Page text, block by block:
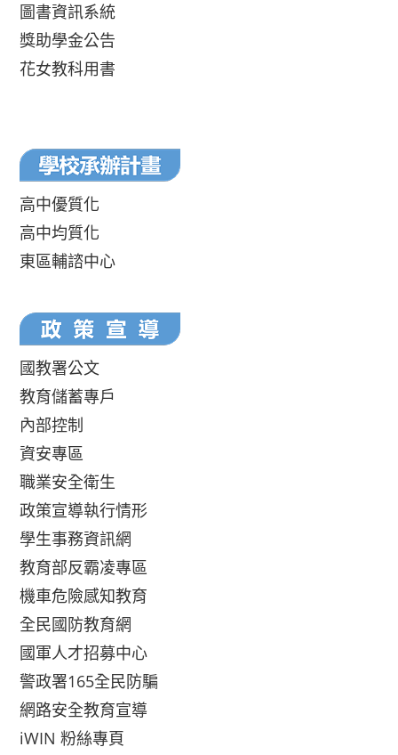
圖書資訊系統
獎助學金公告
花女教科用書
高中優質化
高中均質化
東區輔諮中心
國教署公文
教育儲蓄專戶
內部控制
資安專區
職業安全衛生
政策宣導執行情形
學生事務資訊網
教育部反霸凌專區
機車危險感知教育
全民國防教育網
國軍人才招募中心
警政署165全民防騙
網路安全教育宣導
iWIN 粉絲專頁